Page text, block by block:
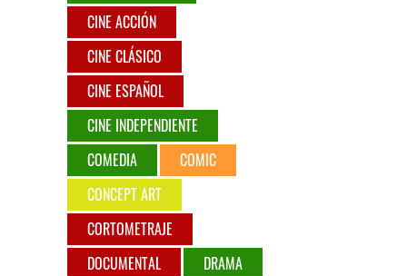
CINE ACCIÓN
CINE CLÁSICO
CINE ESPAÑOL
CINE INDEPENDIENTE
COMEDIA
COMIC
CONCEPT ART
CORTOMETRAJE
DOCUMENTAL
DRAMA